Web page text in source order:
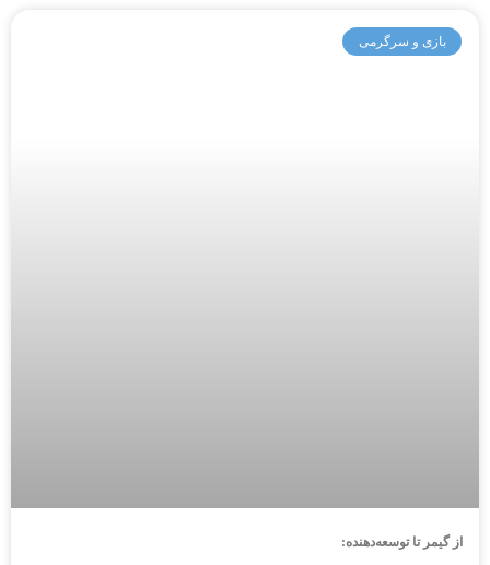
بازی و سرگرمی
از گیمر تا توسعه‌دهنده: